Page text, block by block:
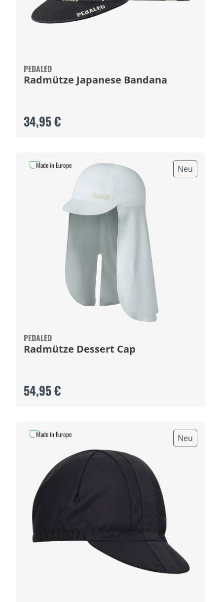
PEDALED
Radmütze Japanese Bandana
34,95 €
Neu
PEDALED
Radmütze Dessert Cap
54,95 €
Made in Europe
Neu
Made in Europe